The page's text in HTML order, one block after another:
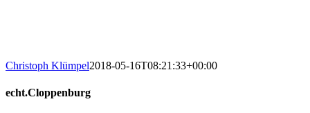
Christoph Klümpel2018-05-16T08:21:33+00:00
echt.Cloppenburg